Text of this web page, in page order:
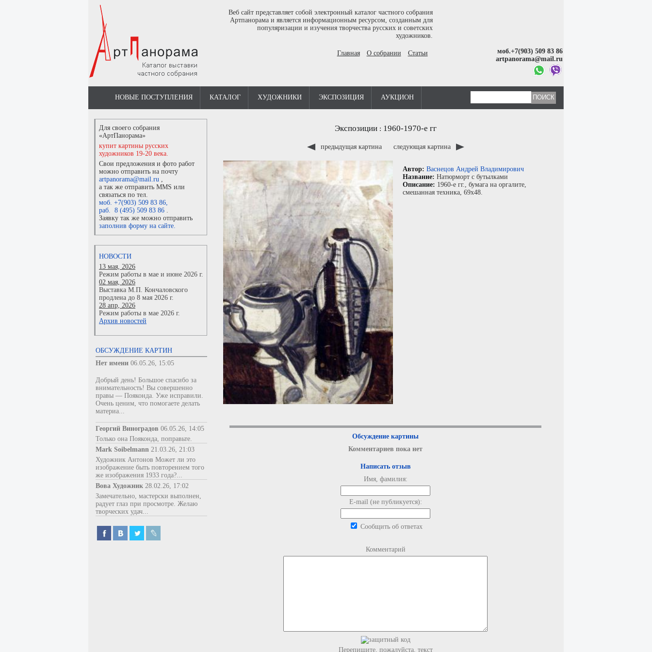
Веб сайт представляет собой электронный каталог частного собрания
Артпанорама и является информационным ресурсом, созданным для
популяризации и изучения творчества русских и советских
художников.
Главная О собрании Статьи
моб.+7(903) 509 83 86
artpanorama@mail.ru
НОВЫЕ ПОСТУПЛЕНИЯ КАТАЛОГ ХУДОЖНИКИ ЭКСПОЗИЦИЯ АУКЦИОН
Для своего собрания
«АртПанорама»
купит картины русских
художников 19-20 века.
Свои предложения и фото работ
можно отправить на почту
artpanorama@mail.ru ,
а так же отправить MMS или
связаться по тел.
моб. +7(903) 509 83 86,
раб. 8 (495) 509 83 86 .
Заявку так же можно отправить
заполнив форму на сайте.
НОВОСТИ
13 мая, 2026
Режим работы в мае и июне 2026 г.
02 мая, 2026
Выставка М.П. Кончаловского
продлена до 8 мая 2026 г.
28 апр, 2026
Режим работы в мае 2026 г.
Архив новостей
ОБСУЖДЕНИЕ КАРТИН
Нет имени 06.05.26, 15:05
Добрый день! Большое спасибо за
внимательность! Вы совершенно
правы — Пояконда. Уже исправили.
Очень ценим, что помогаете делать
материа...
Георгий Виноградов 06.05.26, 14:05
Только она Пояконда, поправьте.
Mark Soibelmann 21.03.26, 21:03
Художник Антонов Может ли это
изображение быть повторением того
же изображения 1933 года?...
Вова Художник 28.02.26, 17:02
Замечательно, мастерски выполнен,
радует глаз при просмотре. Желаю
творческих удач...
Экспозиции: 1960-1970-е гг
предыдущая картина следующая картина
Автор: Васнецов Андрей Владимирович
Название: Натюрморт с бутылками
Описание: 1960-е гг., бумага на оргалите,
смешанная техника, 69x48.
Обсуждение картины
Комментариев пока нет
Написать отзыв
Имя, фамилия:
E-mail (не публикуется):
Сообщить об ответах
Комментарий
Перепишите, пожалуйста, текст